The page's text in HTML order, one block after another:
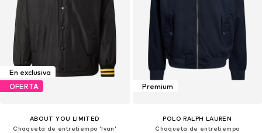
En exclusiva
OFERTA
ABOUT YOU LIMITED
Chaqueta de entretiempo 'Ivan'
Premium
POLO RALPH LAUREN
Chaqueta de entretiempo